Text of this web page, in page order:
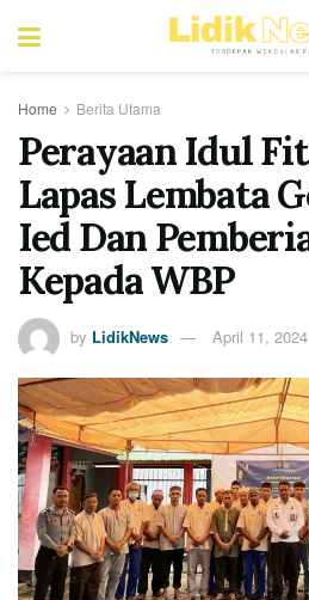
Home Berita Utama
Perayaan Idul
Lapas Lembata
Ied Dan
Kepada WBP
by LidikNews April 11, 2024